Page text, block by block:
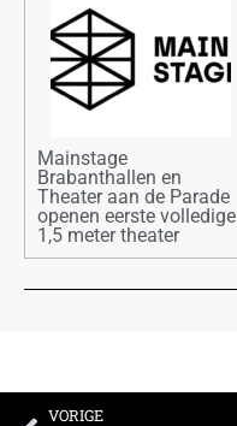
Mainstage
Brabanthallen en
Theater aan de Parade
openen eerste volledige
1,5 meter theater
VORIGE